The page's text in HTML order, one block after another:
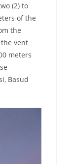
(2) to
of the
the
vent
meters
Basud